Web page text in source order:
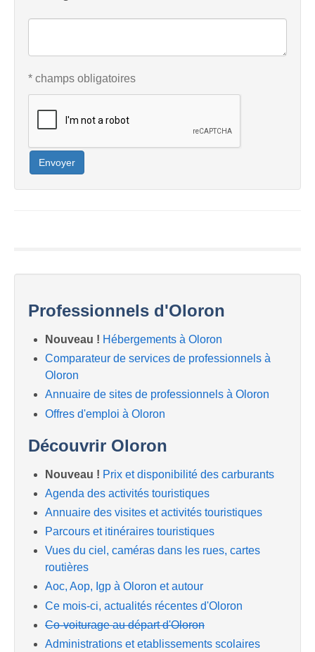
* champs obligatoires
Envoyer
Professionnels d'Oloron
Nouveau ! Hébergements à Oloron
Comparateur de services de professionnels à
Oloron
Annuaire de sites de professionnels à Oloron
Offres d'emploi à Oloron
Découvrir Oloron
Nouveau ! Prix et disponibilité des carburants
Agenda des activités touristiques
Annuaire des visites et activités touristiques
Parcours et itinéraires touristiques
Vues du ciel, caméras dans les rues, cartes
routières
Aoc, Aop, Igp à Oloron et autour
Ce mois-ci, actualités récentes d'Oloron
Co-voiturage au départ d'Oloron
Administrations et etablissements scolaires